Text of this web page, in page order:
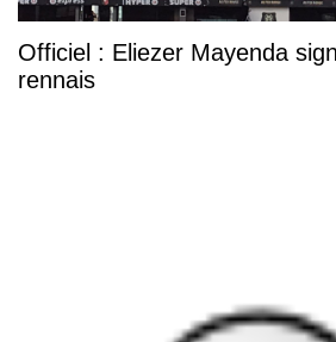
Officiel : Eliezer Mayenda
rennais